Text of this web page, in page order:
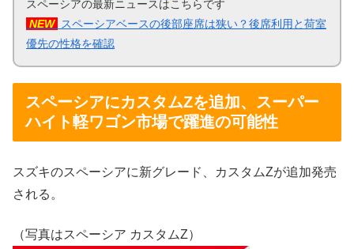
スペーシアの最新ニュースはこちらです
NEW スペーシアベースの後部座席は狭い？後席利用と荷室
優先の性格を確認
スペーシアにカスタムZを追加、スーパー
ハイト軽ワゴン市場で躍進の可能性
スズキのスペーシアに新グレード、カスタムZが追加発売
される。
（写真はスペーシア カスタムZ）